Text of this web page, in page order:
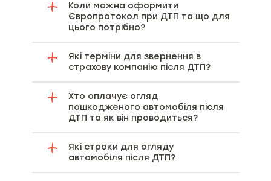
Коли можна оформити
Європротокол при ДТП та що для
цього потрібно?
Які терміни для звернення в
страхову компанію після ДТП?
Хто оплачує огляд
пошкодженого автомобіля після
ДТП та як він проводиться?
Які строки для огляду
автомобіля після ДТП?